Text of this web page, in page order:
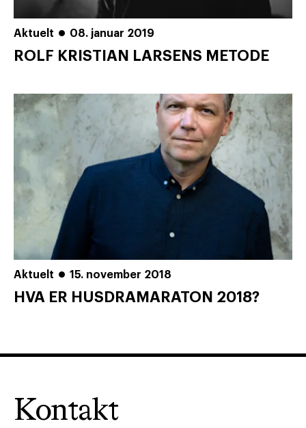
Aktuelt 08. januar 2019
ROLF KRISTIAN LARSENS METODE
Aktuelt 15. november 2018
HVA ER HUSDRAMARATON 2018?
Kontakt